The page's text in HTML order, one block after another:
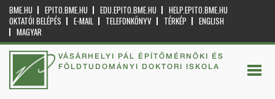
BME.HU EPITO.BME.HU EDU.EPITO.BME.HU
HELP.EPITO.BME.HU
OKTATÓI BELÉPÉS
E-MAIL TELEFONKÖNYV TÉRKÉP
ENGLISH
MAGYAR
VÁSÁRHELYI PÁL ÉPÍTŐMÉRNÖKI ÉS
FÖLDTUDOMÁNYI DOKTORI ISKOLA